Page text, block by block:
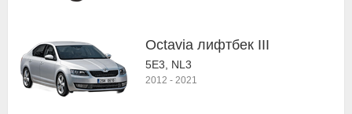
Octavia лифтбек III
5E3, NL3
2012 - 2021